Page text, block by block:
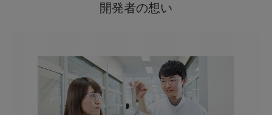
開発者の想い